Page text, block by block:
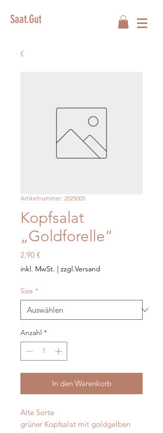
Saat.Gut
Artikelnummer: 2025005
Kopfsalat
„Goldforelle“
2,90 €Preis
inkl. MwSt. | zzgl.Versand
Size *
Anzahl *
In den Warenkorb
Alte Sorte
grüner Kopfsalat mit goldgelben